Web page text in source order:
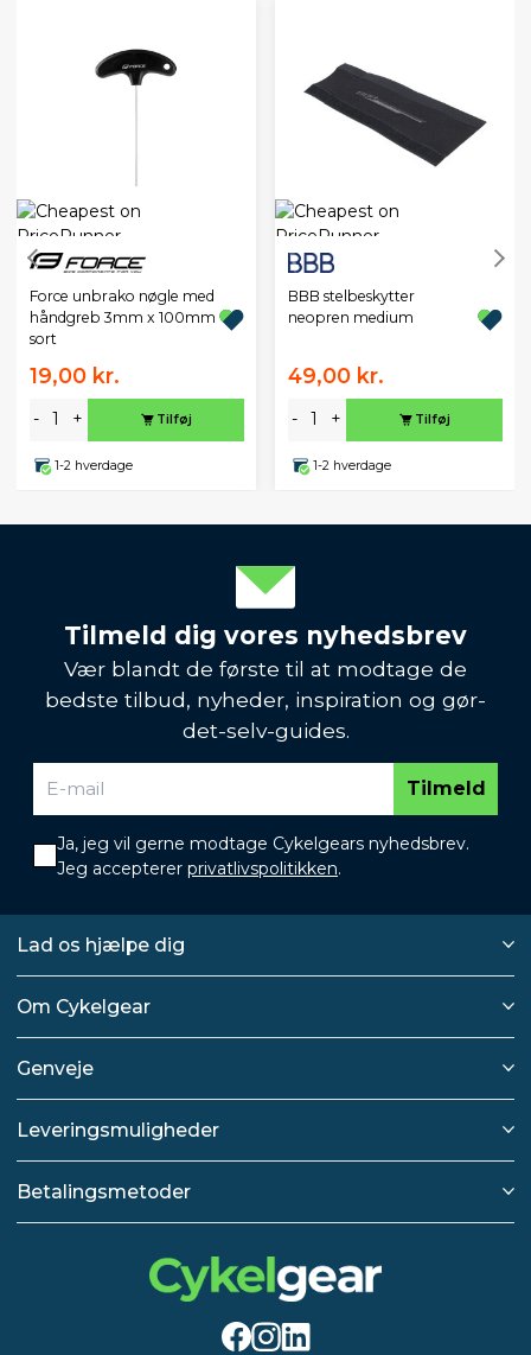
Force unbrako nøgle med
håndgreb 3mm x 100mm
sort
19,00 kr.
- + Tilføj
1-2 hverdage
BBB stelbeskytter
neopren medium
49,00 kr.
- + Tilføj
1-2 hverdage
Tilmeld dig vores nyhedsbrev
Vær blandt de første til at modtage de
bedste tilbud, nyheder, inspiration og gør-
det-selv-guides.
Tilmeld
Ja, jeg vil gerne modtage Cykelgears nyhedsbrev.
Jeg accepterer privatlivspolitikken.
Lad os hjælpe dig
Om Cykelgear
Genveje
Leveringsmuligheder
Betalingsmetoder